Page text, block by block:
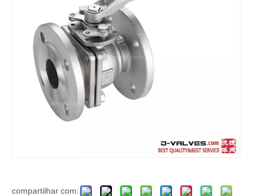
compartilhar com: